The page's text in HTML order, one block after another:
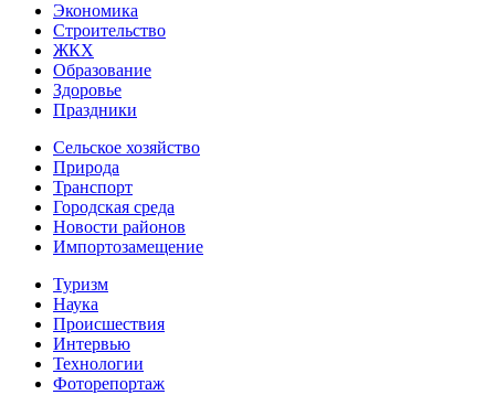
Экономика
Строительство
ЖКХ
Образование
Здоровье
Праздники
Сельское хозяйство
Природа
Транспорт
Городская среда
Новости районов
Импортозамещение
Туризм
Наука
Происшествия
Интервью
Технологии
Фоторепортаж